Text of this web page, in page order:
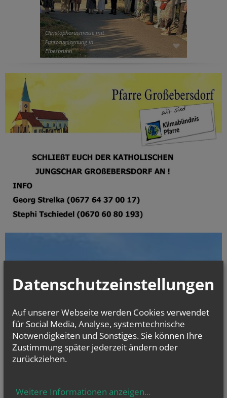
Christophorusmesse mit
Fahrzeugsegnung in
Eibesbrunn
Datenschutzeinstellungen
Auf unserer Webseite werden Cookies verwendet
für Social Media, Analyse, systemtechnische
Notwendigkeiten und Sonstiges. Sie können Ihre
Zustimmung später jederzeit ändern oder
zurückziehen.
Weitere Informationen anzeigen...